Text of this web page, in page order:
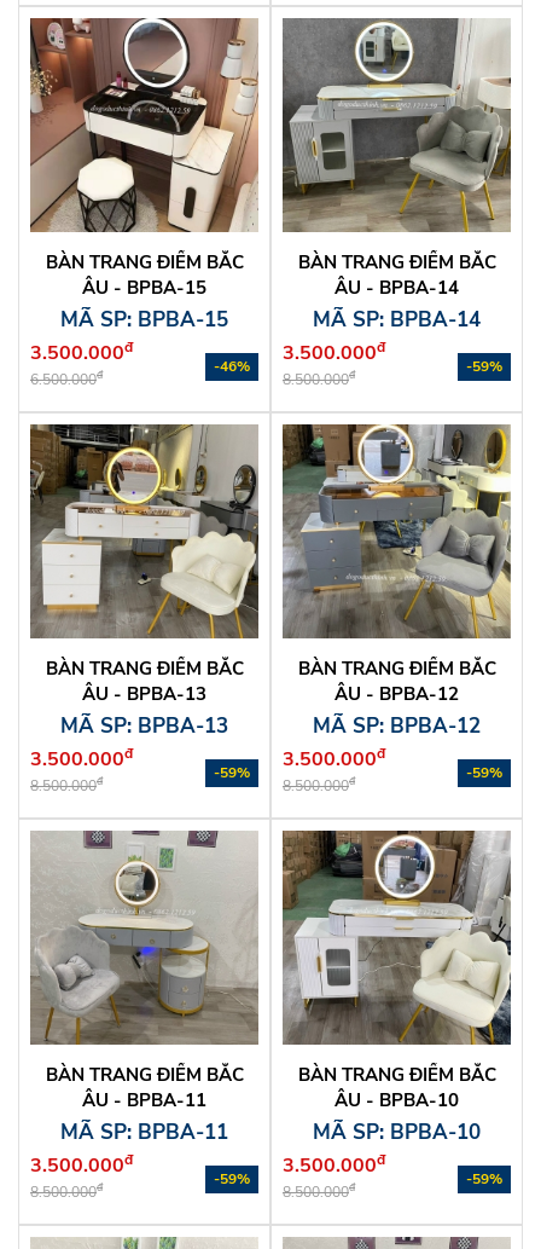
BÀN TRANG ĐIỂM BẮC
ÂU - BPBA-15
MÃ SP: BPBA-15
3.500.000đ
6.500.000đ -46%
BÀN TRANG ĐIỂM BẮC
ÂU - BPBA-14
MÃ SP: BPBA-14
3.500.000đ
8.500.000đ -59%
BÀN TRANG ĐIỂM BẮC
ÂU - BPBA-13
MÃ SP: BPBA-13
3.500.000đ
8.500.000đ -59%
BÀN TRANG ĐIỂM BẮC
ÂU - BPBA-12
MÃ SP: BPBA-12
3.500.000đ
8.500.000đ -59%
BÀN TRANG ĐIỂM BẮC
ÂU - BPBA-11
MÃ SP: BPBA-11
3.500.000đ
8.500.000đ -59%
BÀN TRANG ĐIỂM BẮC
ÂU - BPBA-10
MÃ SP: BPBA-10
3.500.000đ
8.500.000đ -59%